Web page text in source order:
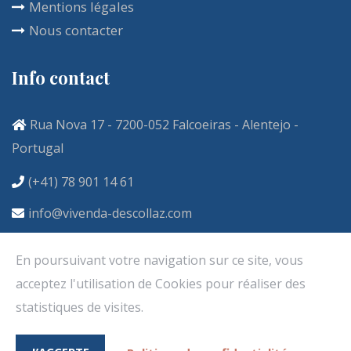
Mentions légales
Nous contacter
Info contact
Rua Nova 17 - 7200-052 Falcoeiras - Alentejo -
Portugal
(+41) 78 901 14 61
info@vivenda-descollaz.com
Agence Narobaz
En poursuivant votre navigation sur ce site, vous
acceptez l'utilisation de Cookies pour réaliser des
statistiques de visites.